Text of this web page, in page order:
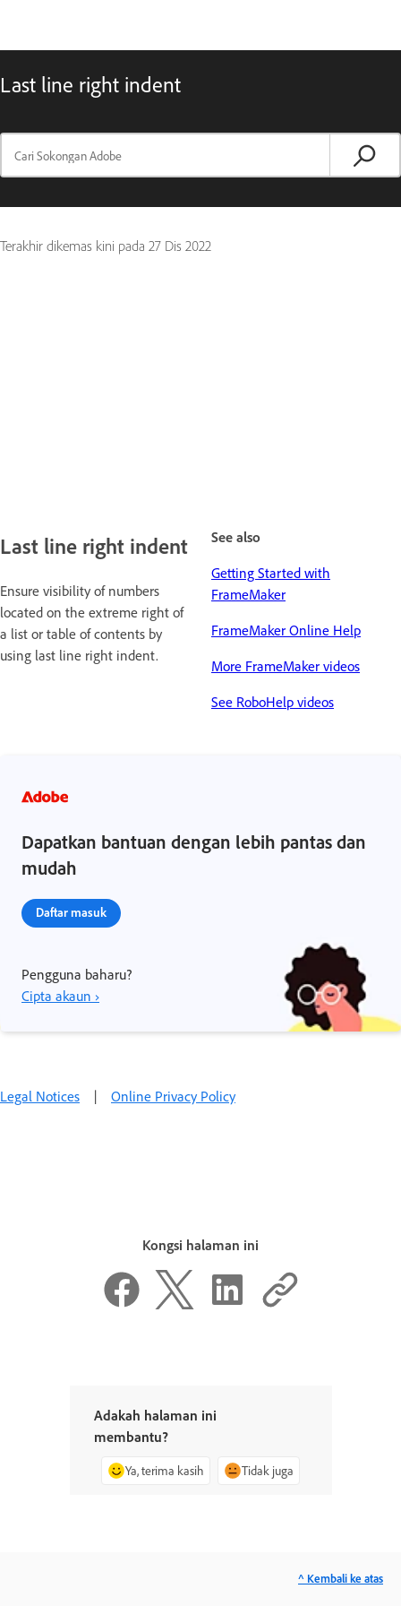
Last line right indent
Terakhir dikemas kini pada 27 Dis 2022
Last line right indent
Ensure visibility of numbers
located on the extreme right of
a list or table of contents by
using last line right indent.
See also
Getting Started with
FrameMaker
FrameMaker Online Help
More FrameMaker videos
See RoboHelp videos
Dapatkan bantuan dengan lebih pantas dan
mudah
Daftar masuk
Pengguna baharu?
Cipta akaun ›
Legal Notices | Online Privacy Policy
Kongsi halaman ini
Adakah halaman ini
membantu?
Ya, terima kasih Tidak juga
^ Kembali ke atas